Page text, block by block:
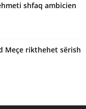
shfaq ambicien
Meçe rikthehet sërish